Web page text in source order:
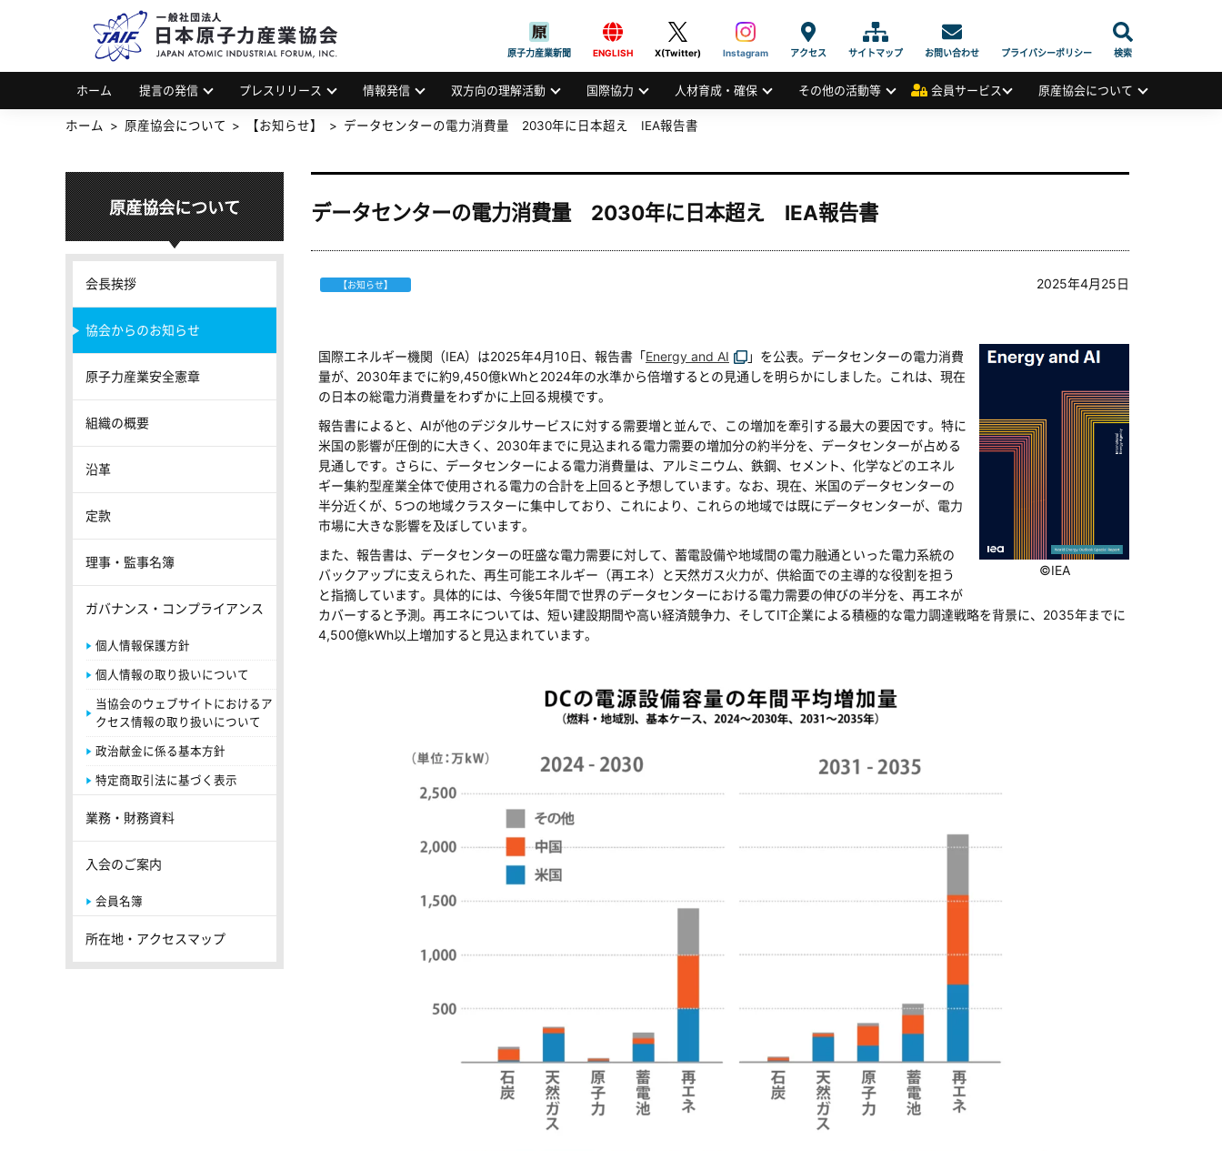
JAPAN ATOMIC INDUSTRIAL FORUM, INC.
原子力産業新聞 ENGLISH X(Twitter) Instagram アクセス サイトマップ お問い合わせ プライバシーポリシー 検索
ホーム 提言の発信 プレスリリース 情報発信 双方向の理解活動 国際協力 人材育成・確保 その他の活動等 会員サービス 原産協会について
ホーム 原産協会について 【お知らせ】 データセンターの電力消費量 2030年に日本超え IEA報告書
データセンターの電力消費量 2030年に日本超え IEA報告書
【お知らせ】 2025年4月25日
©IEA
国際エネルギー機関（IEA）は2025年4月10日、報告書「Energy and AI
」を公表。データセンターの電力消費
量が、2030年までに約9,450億kWhと2024年の水準から倍増するとの見通しを明らかにしました。これは、現在
の日本の総電力消費量をわずかに上回る規模です。
報告書によると、AIが他のデジタルサービスに対する需要増と並んで、この増加を牽引する最大の要因です。特に
米国の影響が圧倒的に大きく、2030年までに見込まれる電力需要の増加分の約半分を、データセンターが占める
見通しです。さらに、データセンターによる電力消費量は、アルミニウム、鉄鋼、セメント、化学などのエネル
ギー集約型産業全体で使用される電力の合計を上回ると予想しています。なお、現在、米国のデータセンターの
半分近くが、5つの地域クラスターに集中しており、これにより、これらの地域では既にデータセンターが、電力
市場に大きな影響を及ぼしています。
また、報告書は、データセンターの旺盛な電力需要に対して、蓄電設備や地域間の電力融通といった電力系統の
バックアップに支えられた、再生可能エネルギー（再エネ）と天然ガス火力が、供給面での主導的な役割を担う
と指摘しています。具体的には、今後5年間で世界のデータセンターにおける電力需要の伸びの半分を、再エネが
カバーすると予測。再エネについては、短い建設期間や高い経済競争力、そしてIT企業による積極的な電力調達戦略を背景に、2035年までに
4,500億kWh以上増加すると見込まれています。
原産協会について
会長挨拶
協会からのお知らせ
原子力産業安全憲章
組織の概要
沿革
定款
理事・監事名簿
ガバナンス・コンプライアンス
個人情報保護方針
個人情報の取り扱いについて
当協会のウェブサイトにおけるア
クセス情報の取り扱いについて
政治献金に係る基本方針
特定商取引法に基づく表示
業務・財務資料
入会のご案内
会員名簿
所在地・アクセスマップ